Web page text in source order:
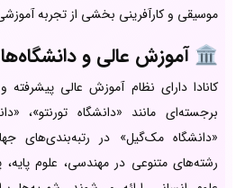
موسیقی و کارآفرینی بخشی از تجربه
🏛️آموزش عالی و دانشگاه‌ها
کانادا دارای نظام آموزش عالی
برجسته‌ای مانند «دانشگاه تورنتو»،
«دانشگاه مک‌گیل» در رتبه‌بندی‌های
رشته‌های متنوعی در مهندسی، علوم پایه،